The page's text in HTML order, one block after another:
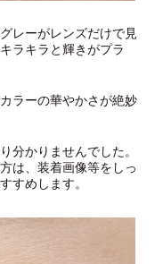
レーがレンズだけで見
ラキラと輝きがプラ
ラーの華やかさが絶妙
分かりませんでした。
は、装着画像等をしっ
すめします。